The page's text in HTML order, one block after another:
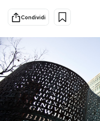
Scienza
Sport
PODCAST
Condividi